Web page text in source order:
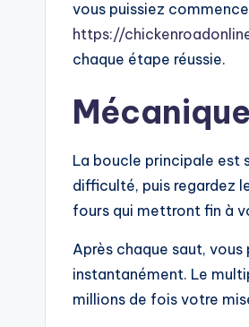
vous puissiez
https://
chaque étape réussie.
La boucle principale est
difficulté, puis regardez
fours qui mettront fin à
Après chaque saut,
instantanément. Le
millions de fois votre